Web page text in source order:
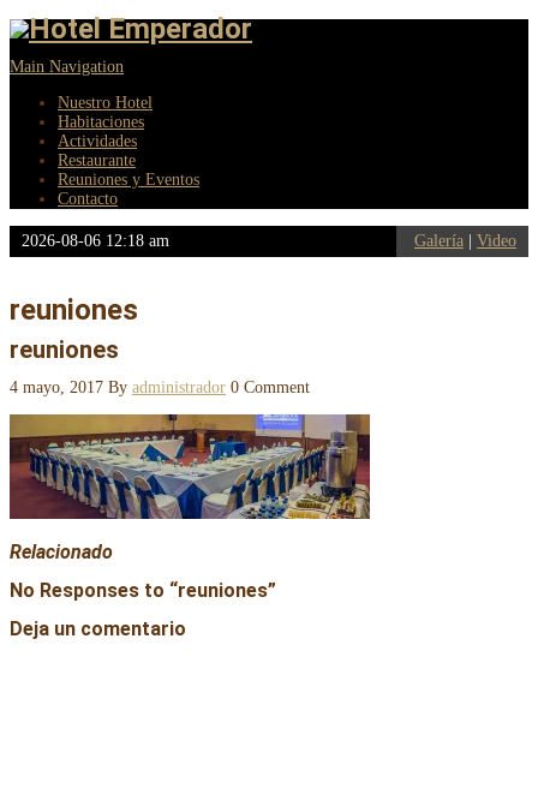
Main Navigation
Nuestro Hotel
Habitaciones
Actividades
Restaurante
Reuniones y Eventos
Contacto
2026-08-06 12:18 am Galería Video
reuniones
reuniones
4 mayo, 2017 By administrador 0 Comment
Relacionado
No Responses to “reuniones”
Deja un comentario